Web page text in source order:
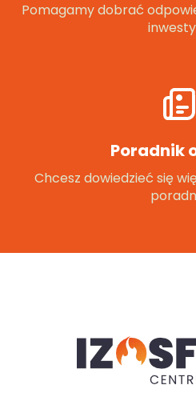
Pomagamy dobrać
Poradnik
Chcesz dowiedzieć się